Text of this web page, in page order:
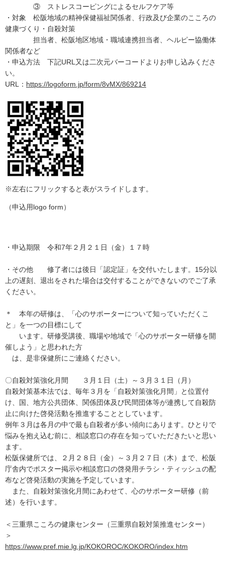
③ ストレスコーピングによるセルフケア等
・対象 松阪地域の精神保健福祉関係者、行政及び企業のこころの
健康づくり・自殺対策
担当者、松阪地区地域・職域連携担当者、ヘルピー協働体
関係者など
・申込方法 下記URL又は二次元バーコードよりお申し込みくださ
い。
URL： https://logoform.jp/form/8vMX/869214
※左右にフリックすると表がスライドします。
（申込用logo form）
・申込期限 令和7年２月２１日（金）１７時
・その他 修了者には後日「認定証」を交付いたします。15分以
上の遅刻、退出をされた場合は交付することができないのでご了承
ください。
＊ 本年の研修は、「心のサポーターについて知っていただくこ
と」を一つの目標にして
います。研修受講後、職場や地域で「心のサポーター研修を開
催しよう」と思われた方
は、是非保健所にご連絡ください。
〇自殺対策強化月間 ３月１日（土）～３月３１日（月）
自殺対策基本法では、毎年３月を「自殺対策強化月間」と位置付
け、国、地方公共団体、関係団体及び民間団体等が連携して自殺防
止に向けた啓発活動を推進することとしています。
例年３月は各月の中で最も自殺者が多い傾向にあります。ひとりで
悩みを抱え込む前に、相談窓口の存在を知っていただきたいと思い
ます。
松阪保健所では、２月２８日（金）～３月２７日（木）まで、松阪
庁舎内でポスター掲示や相談窓口の啓発用チラシ・ティッシュの配
布など啓発活動の実施を予定しています。
また、自殺対策強化月間にあわせて、心のサポーター研修（前
述）を行います。
＜三重県こころの健康センター（三重県自殺対策推進センター）
＞
https://www.pref.mie.lg.jp/KOKOROC/KOKORO/index.htm